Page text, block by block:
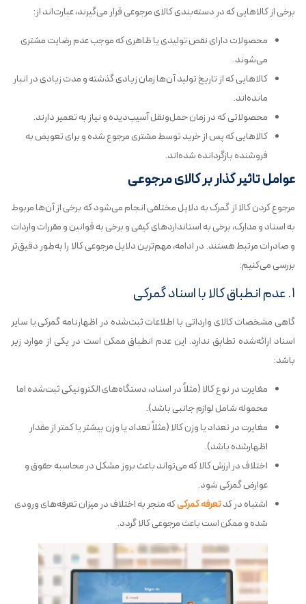
برخی از کالاهایی که در دسته‌بندی کالای مرجوعی قرار می‌گیرند، عبارت‌اند از:
محصولات دارای نقص تولیدی یا ظاهری که موجب عدم رضایت مشتری
می‌شوند.
کالاهایی که از تاریخ تولید آن‌ها زمان زیادی گذشته و مدت زیادی در انبار
مانده‌اند.
محصولاتی که در زمان حمل‌ونقل آسیب‌دیده و نیاز به تعمیر دارند.
کالاهایی که پس از خرید توسط مشتری مرجوع شده و برای تعویض به
فروشنده بازگردانده شده‌اند.
عوامل تاثیر گذار بر کالای مرجوعی
مرجوع کردن کالا از گمرک به دلایل مختلفی انجام می‌شود که برخی از آن‌ها مربوط
به اسناد و مدارک، برخی به استانداردهای کیفی و برخی به قوانین و مقررات واردات
و صادرات مرتبط هستند. در ادامه، مهم‌ترین دلایل مرجوعی کالا را به‌طور دقیق‌تر
بررسی می‌کنیم:
گاهی مشخصات کالای وارداتی با اطلاعات ثبت‌شده در اظهارنامه گمرکی یا سایر
اسناد ارائه‌شده تطابق ندارد. این عدم انطباق ممکن است در یکی از موارد زیر
باشد:
مغایرت در نوع کالا (مثلاً در اسناد، دستگاه‌های الکترونیکی ثبت‌شده اما
محموله شامل لوازم جانبی باشد).
مغایرت در تعداد یا وزن کالا (مثلاً تعداد یا وزن بیشتر یا کمتر از مقدار
اظهارشده باشد).
اختلاف در ارزش کالا که می‌تواند باعث بروز مشکل در محاسبه حقوق و
عوارض گمرکی شود.
اشتباه در کدتعرفه گمرکیکه منجر به اختلاف در میزان تعرفه‌های ورودی
شده و ممکن است باعث مرجوعی کالا گردد.